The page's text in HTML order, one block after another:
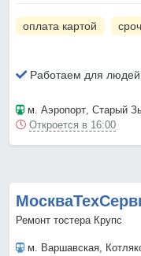
оплата картой
Работаем для
м. Аэропорт, Старый
Откроется в 16:00
Ремонт тостера Крупс
м. Варшавская,